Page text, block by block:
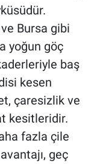
Bursa gibi
yoğun göç
baş
kesen
çaresizlik ve
kesitleridir.
fazla çile
geç